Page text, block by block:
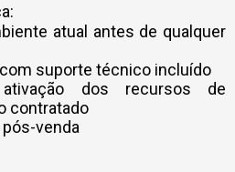
atual antes de qualquer
suporte técnico incluído
dos recursos de
contratado
venda